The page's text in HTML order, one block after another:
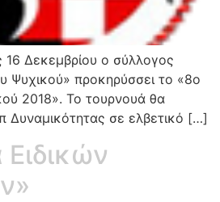
Δεκεμβρίου ο σύλλογος
Ψυχικού» προκηρύσσει το «8ο
2018». Το τουρνουά θα
Δυναμικότητας σε ελβετικό […]